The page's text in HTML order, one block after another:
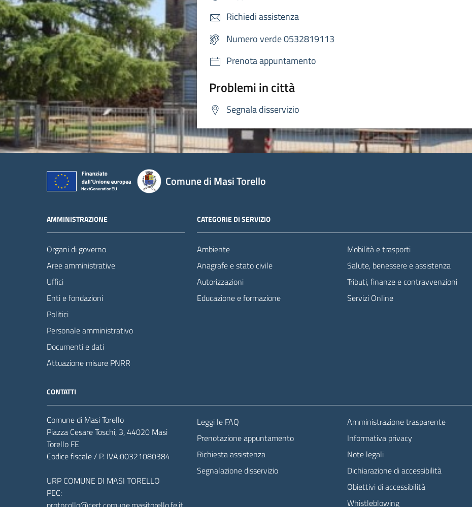
Richiedi assistenza
Numero verde 0532819113
Prenota appuntamento
Problemi in città
Segnala disservizio
Comune di Masi Torello
AMMINISTRAZIONE
Organi di governo
Aree amministrative
Uffici
Enti e fondazioni
Politici
Personale amministrativo
Documenti e dati
Attuazione misure PNRR
CATEGORIE DI SERVIZIO
Ambiente
Anagrafe e stato civile
Autorizzazioni
Educazione e formazione
Mobilità e trasporti
Salute, benessere e assistenza
Tributi, finanze e contravvenzioni
Servizi Online
CONTATTI
Comune di Masi Torello
Piazza Cesare Toschi, 3, 44020 Masi
Torello FE
Codice fiscale / P. IVA:00321080384
URP COMUNE DI MASI TORELLO
PEC:
Leggi le FAQ
Prenotazione appuntamento
Richiesta assistenza
Segnalazione disservizio
Amministrazione trasparente
Informativa privacy
Note legali
Dichiarazione di accessibilità
Obiettivi di accessibilità
Whistleblowing